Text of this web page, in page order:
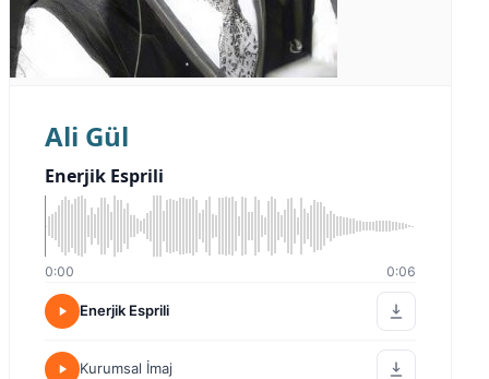
Ali Gül
Enerjik Esprili
0:00 0:06
Enerjik Esprili
Kurumsal İmaj